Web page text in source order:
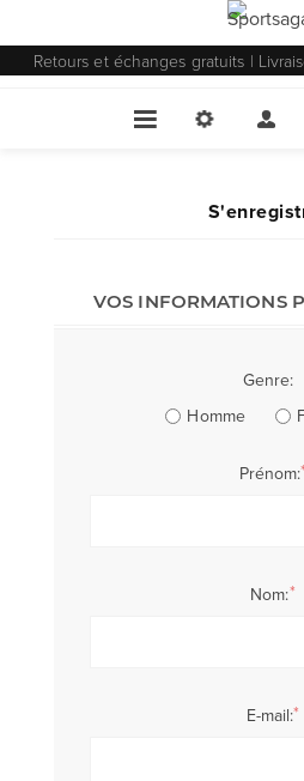
Retours et échanges gratuits |
VOS INFORMATIONS
Genre:
Homme
Prénom:*
Nom:*
E-mail:*